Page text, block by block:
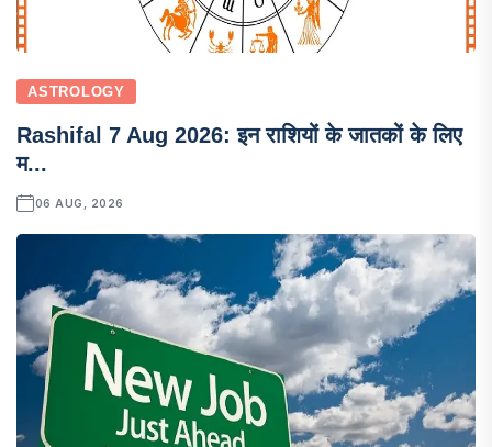
ASTROLOGY
Rashifal 7 Aug 2026: इन राशियों के जातकों के लिए
म...
06 AUG, 2026